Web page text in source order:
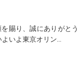
賜り、誠にありがと
いよ東京オリン...